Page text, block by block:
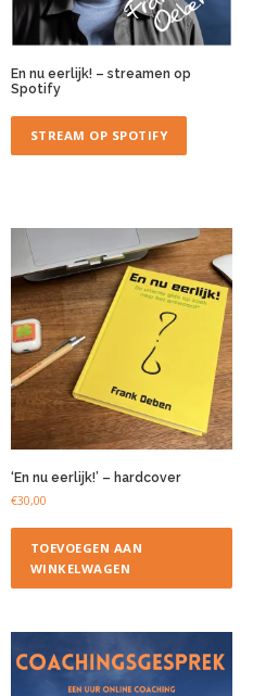
En nu eerlijk! – streamen op
Spotify
STREAM OP SPOTIFY
‘En nu eerlijk!’ – hardcover
€30,00
TOEVOEGEN AAN
WINKELWAGEN